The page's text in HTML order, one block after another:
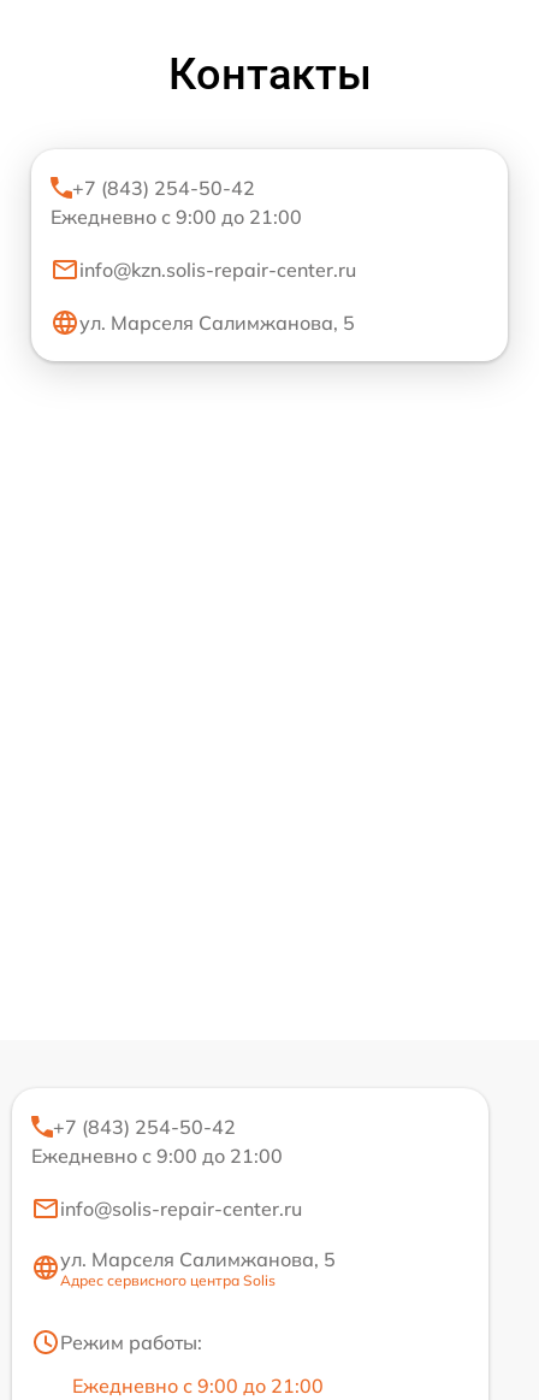
Контакты
+7 (843) 254-50-42
Ежедневно с 9:00 до 21:00
info@kzn.solis-repair-center.ru
ул. Марселя Салимжанова, 5
+7 (843) 254-50-42
Ежедневно с 9:00 до 21:00
info@solis-repair-center.ru
ул. Марселя Салимжанова, 5
Адрес сервисного центра Solis
Режим работы:
Ежедневно с 9:00 до 21:00